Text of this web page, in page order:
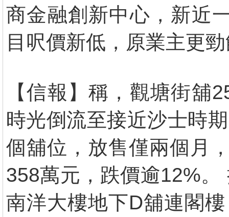
商金融創新中心，新近
目呎價新低，原業主更
【信報】稱，觀塘街舖
時光倒流至接近沙士時
個舖位，放售僅兩個月
358萬元，跌價逾12%
南洋大樓地下D舖連閣